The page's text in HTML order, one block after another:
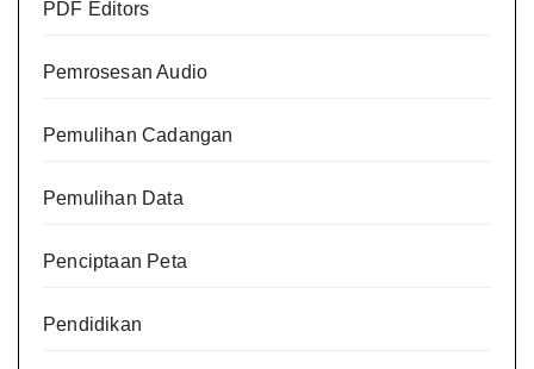
PDF Editors
Pemrosesan Audio
Pemulihan Cadangan
Pemulihan Data
Penciptaan Peta
Pendidikan